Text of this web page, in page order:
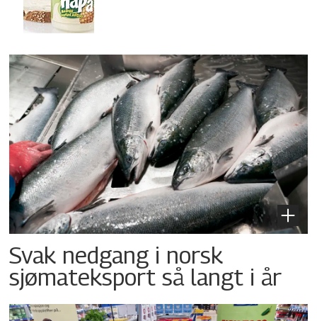
Svak nedgang i norsk
sjømateksport så langt i år